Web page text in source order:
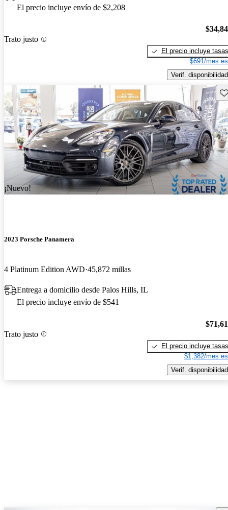
El precio incluye envío de $2,208
Trato justo
El precio incluye tasas
$691/mes
Verif. disponibilidad
¡Nuevo!
2023 Porsche Panamera
4 Platinum Edition AWD 45,872 millas
Entrega a domicilio desde Palos Hills, IL
El precio incluye envío de $541
Trato justo
El precio incluye tasas
$1,382/mes
Verif. disponibilidad